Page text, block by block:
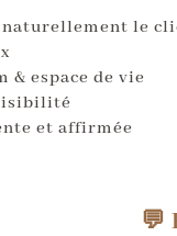
le
espace de vie
lisibilité
et affirmée
💬